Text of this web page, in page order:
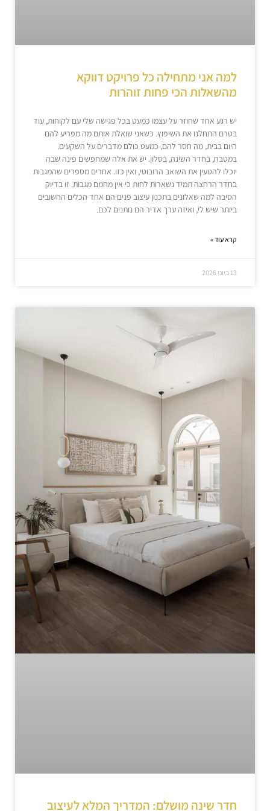
למה אני מתחילה כל פרויקט דווקא
מהשאלות הכי פחות זוהרות
יש רגע אחד שחוזר על עצמו כמעט בכל פגישה שלי עם לקוחות, עוד
בטרם התחלנו את השיפוץ. כשאני שואלת אותם מה מפריע להם
היום בבית, מה חסר להם, כמעט כולם מדברים על השקעים.
במטבח, בחדר השינה, בסלון. יש את אלה שמחפשים פינה שבה
יוכלו להטעין את השואב הרובוטי, ואין כזו. אחרים מספרים שהמגבות
בחדר הרחצה תמיד נשארות לחות כי אין מחמם מגבות. זו בדיוק
הסיבה למה שאלונים בתכנון עיצוב פנים הם אחד הכלים החשובים
ביותר שיש לי, ואיזה ערך אדיר הם נותנים לכם.
קרא עוד »
13 ביוני 2026
חדר שינה מושלם: המדריך המלא לעיצוב